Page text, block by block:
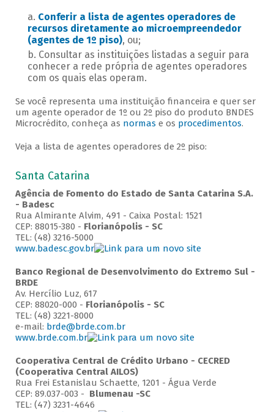
Conferir a lista de agentes operadores de
recursos diretamente ao microempreendedor
(agentes de 1º piso), ou;
Consultar as instituições listadas a seguir para
conhecer a rede própria de agentes operadores
com os quais elas operam.
Se você representa uma instituição financeira e quer ser
um agente operador de 1º ou 2º piso do produto BNDES
Microcrédito, conheça as normas e os procedimentos.
Veja a lista de agentes operadores de 2º piso:
Santa Catarina
Agência de Fomento do Estado de Santa Catarina S.A.
- Badesc
Rua Almirante Alvim, 491 - Caixa Postal: 1521
CEP: 88015-380 - Florianópolis - SC
TEL: (48) 3216-5000
www.badesc.gov.br
Banco Regional de Desenvolvimento do Extremo Sul -
BRDE
Av. Hercílio Luz, 617
CEP: 88020-000 - Florianópolis - SC
TEL: (48) 3221-8000
e-mail: brde@brde.com.br
www.brde.com.br
Cooperativa Central de Crédito Urbano - CECRED
(Cooperativa Central AILOS)
Rua Frei Estanislau Schaette, 1201 - Água Verde
CEP: 89.037-003 - Blumenau -SC
TEL: (47) 3231-4646